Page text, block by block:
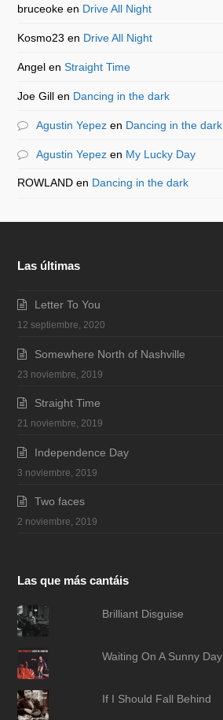
bruceoke en Drive All Night
Kosmo23 en Drive All Night
Angel enStraight Time
Joe Gill en Dancing in the dark
Agustin Yepez en Dancing in the dark
Agustin Yepez en My Lucky Day
ROWLAND en Dancing in the dark
Las últimas
Letter To You
12 septiembre, 2020
Somewhere North of Nashville
23 noviembre, 2019
Straight Time
21 noviembre, 2019
Independence Day
3 noviembre, 2019
Two faces
2 noviembre, 2019
Las que más cantáis
Brilliant Disguise
Waiting On A Sunny Day
If I Should Fall Behind